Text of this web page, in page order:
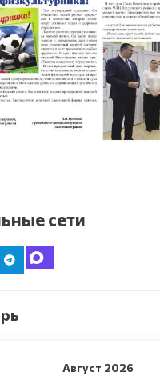
сети
Август 2026